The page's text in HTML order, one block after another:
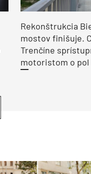
Rekonštrukcia
mostov finišuje.
Trenčíne
motoristom o pol